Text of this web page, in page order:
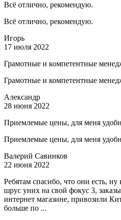
Всё отлично, рекомендую.
Всё отлично, рекомендую.
Игорь
17 июля 2022
Грамотные и компетентные
Грамотные и компетентные
Александр
28 июня 2022
Приемлемые цены, для меня
Приемлемые цены, для меня
Валерий Савинков
22 июня 2022
Ребятам спасибо, что они есть,
шрус уних на свой фокус 3,
интернет магазине, привозили
больше по ...